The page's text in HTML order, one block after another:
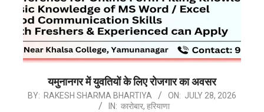
यमुनानगर में युवतियों के लिए रोजगार का अवसर
2026-
BY: RAKESH SHARMA BHARTIYA ON: JULY 28, 2026
IN: कारोबार, हरियाणा